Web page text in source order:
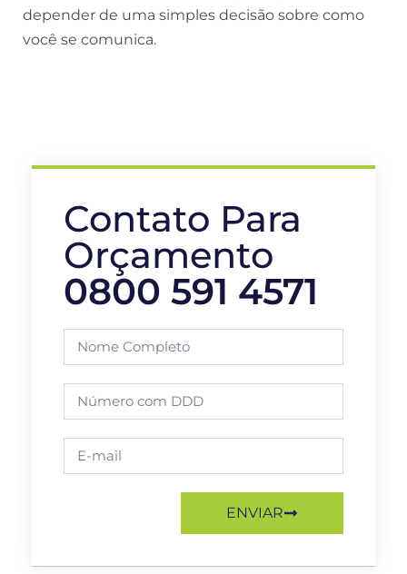
depender de uma simples decisão sobre como
você se comunica.
Contato Para
Orçamento
0800 591 4571
ENVIAR